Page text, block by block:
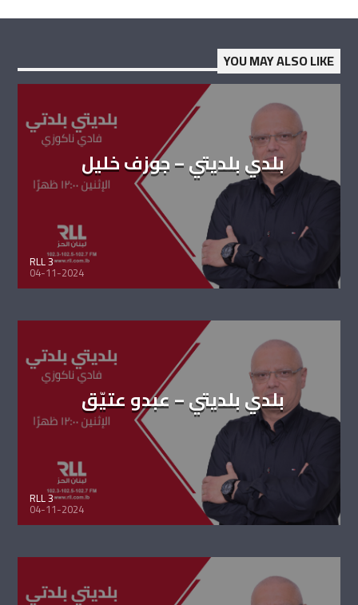
YOU MAY ALSO LIKE
بلدي بلديتي – جوزف خليل
RLL 3
04-11-2024
بلدي بلديتي – عبدو عتيّق
RLL 3
04-11-2024